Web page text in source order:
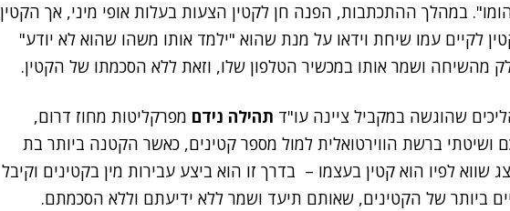
"הומו". במהלך ההתכתבות, הפנה חן לקטין הצעות בעלות אופי מיני, אך הקטין
לקיים עמו שיחת וידאו על מנת שהוא "ילמד אותו משהו שהוא לא יודע"
מהשיחה ושמר אותו במכשיר הטלפון שלו, וזאת ללא הסכמתו של הקטין.
שהוגשה במקביל ציינה עו"ד תהילה נידם מפרקליטות מחוז דרום,
ברשת הווירטואלית למול מספר קטינים, כאשר הקטנה ביותר בת
שווא לפיו הוא קטין בעצמו – בדרך זו הוא ביצע עבירות מין בקטינים וקיבל
ביותר של הקטינים, שאותם תיעד ושמר ללא ידיעתם וללא הסכמתם.